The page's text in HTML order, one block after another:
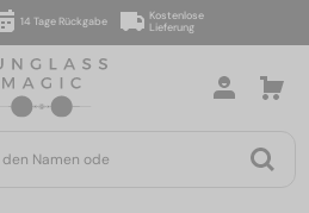
14 Tage Rückgabe
Kostenlose
Lieferung